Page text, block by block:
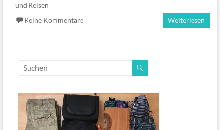
und Reisen
Keine Kommentare
Weiterlesen